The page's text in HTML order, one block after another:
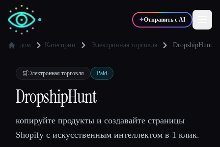
✦Отправить с AI
✍️Писатели
💻 Разработчики
🎓Студенты 🎬Креаторы
дом Категории Электронная торговля DropshipHunt
🛒Электронная торговля Paid
DropshipHunt
копируйте продукты и создавайте страницы
Shopify с искусственным интеллектом в 1 клик.